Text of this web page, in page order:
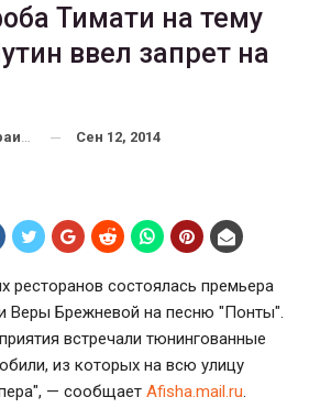
Тимати на тему
ввел запрет на
Сен 12, 2014
ресторанов состоялась премьера
Веры Брежневой на песню "Понты".
встречали тюнингованные
из которых на всю улицу
— сообщает Аfisha.mail.ru.